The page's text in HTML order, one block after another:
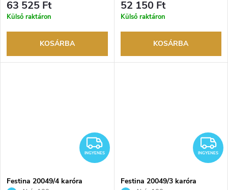
visszaküldési lehetőség. Hivatalos
63 525 Ft
Külső raktáron
KOSÁRBA
márkakereskedő.
52 150 Ft
Külső raktáron
KOSÁRBA
INGYENES
INGYENES
Festina 20049/4 karóra
INGYENES
Festina 20049/3 karóra